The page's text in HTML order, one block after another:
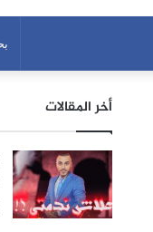
أخر المقالات